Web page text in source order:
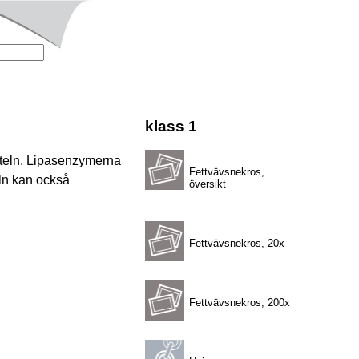
klass 1
Fettvävsnekros,
översikt
Fettvävsnekros, 20x
Fettvävsnekros, 200x
Lipasenzymerna
kan också